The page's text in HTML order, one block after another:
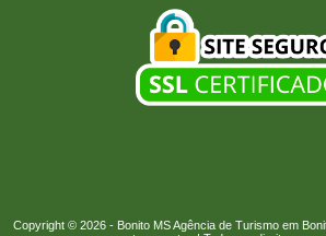
Copyright © 2026 - Bonito MSAgência de Turismo em